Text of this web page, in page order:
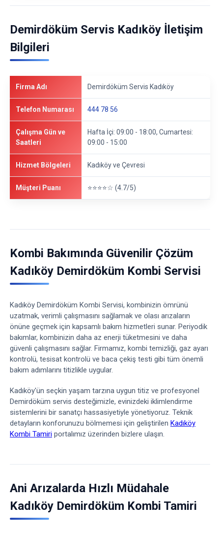
Demirdöküm Servis Kadıköy İletişim
Bilgileri
Firma Adı Demirdöküm Servis Kadıköy
Telefon Numarası 444 78 56
Çalışma Gün ve
Saatleri
Hafta İçi: 09:00 - 18:00, Cumartesi:
09:00 - 15:00
Hizmet Bölgeleri Kadıköy ve Çevresi
Müşteri Puanı ⭐⭐⭐⭐☆ (4.7/5)
Kombi Bakımında Güvenilir Çözüm
Kadıköy Demirdöküm Kombi Servisi
Kadıköy Demirdöküm Kombi Servisi, kombinizin ömrünü
uzatmak, verimli çalışmasını sağlamak ve olası arızaların
önüne geçmek için kapsamlı bakım hizmetleri sunar. Periyodik
bakımlar, kombinizin daha az enerji tüketmesini ve daha
güvenli çalışmasını sağlar. Firmamız, kombi temizliği, gaz ayarı
kontrolü, tesisat kontrolü ve baca çekiş testi gibi tüm önemli
bakım adımlarını titizlikle uygular.
Kadıköy'ün seçkin yaşam tarzına uygun titiz ve profesyonel
Demirdöküm servis desteğimizle, evinizdeki iklimlendirme
sistemlerini bir sanatçı hassasiyetiyle yönetiyoruz. Teknik
detayların konforunuzu bölmemesi için geliştirilen Kadıköy
Kombi Tamiri portalımız üzerinden bizlere ulaşın.
Ani Arızalarda Hızlı Müdahale
Kadıköy Demirdöküm Kombi Tamiri